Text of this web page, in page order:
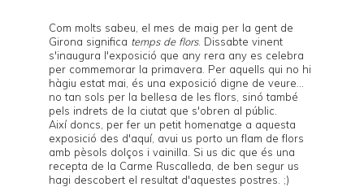
Com molts sabeu, el mes de maig per la gent de
Girona significa temps de flors. Dissabte vinent
s'inaugura l'exposició que any rera any es celebra
per commemorar la primavera. Per aquells qui no hi
hàgiu estat mai, és una exposició digne de veure...
no tan sols per la bellesa de les flors, sinó també
pels indrets de la ciutat que s'obren al públic.
Així doncs, per fer un petit homenatge a aquesta
exposició des d'aquí, avui us porto un flam de flors
amb pèsols dolços i vainilla. Si us dic que és una
recepta de la Carme Ruscalleda , de ben segur us
hagi descobert el resultat d'aquestes postres. ;)